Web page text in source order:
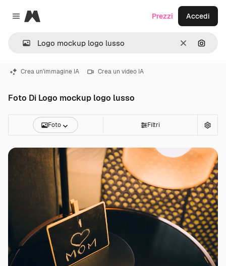
Close menu
Magnific
CancellaCerca
Prezzi Accedi
Crea un'immagine IA Crea un video IA
Foto Di Logo mockup logo lusso
Foto Filtri